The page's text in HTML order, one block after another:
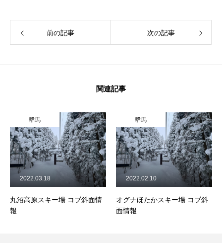
前の記事 次の記事
関連記事
群馬
丸沼高原スキー場 コブ斜面情
報
2022.03.18
群馬
オグナほたかスキー場 コブ斜
面情報
2022.02.10